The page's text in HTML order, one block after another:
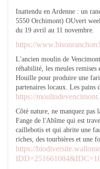
Inattendu en Ardenne : un
5550 Orchimont) OUvert
du 19 avril au 11 novembre.
https://
L'ancien moulin de
réhabilité, les meules
Houille pour produire une
partenaires locaux. Les pains
https://
Côté nature, ne manquez pas
Fange de l'Abîme qui est
caillebotis et qui abrite une
riches, des tourbières et une
https://